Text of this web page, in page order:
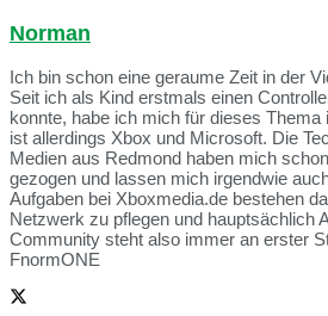
Norman
Ich bin schon eine geraume Zeit in der
Seit ich als Kind erstmals einen
konnte, habe ich mich für dieses
ist allerdings Xbox und Microsoft. Die
Medien aus Redmond haben mich
gezogen und lassen mich irgendwie
Aufgaben bei Xboxmedia.de bestehen
Netzwerk zu pflegen und hauptsächlich
Community steht also immer an erster
FnormONE